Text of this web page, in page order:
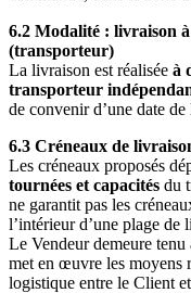
6.2 Modalité : livraison
(transporteur)
La livraison est réalisée à
transporteur
de convenir d’une date
6.3 Créneaux de
Les créneaux proposés
tournées et capacités du
ne garantit pas les
l’intérieur d’une plage de
Le Vendeur demeure
met en œuvre les moyens
logistique entre le Client